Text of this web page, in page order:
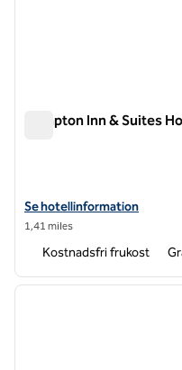
Hampton Inn & Suites
Visa hotelldetaljer för
Se hotellinformation
1,41 miles
Kostnadsfri frukost
1 av 12